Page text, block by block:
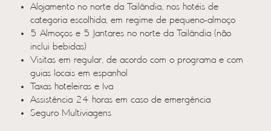
Alojamento no norte da Tailândia, nos hotéis de
categoria escolhida, em regime de pequeno-almoço
5 Almoços e 5 Jantares no norte da Tailândia (não
inclui bebidas)
Visitas em regular, de acordo com o programa e com
guias locais em espanhol
Taxas hoteleiras e Iva
Assistência 24 horas em caso de emergência
Seguro Multiviagens